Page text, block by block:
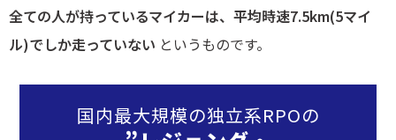
全ての人が持っているマイカーは、平均時速7.5km(5マイ
ル)でしか走っていない というものです。
国内最大規模の独立系RPOの